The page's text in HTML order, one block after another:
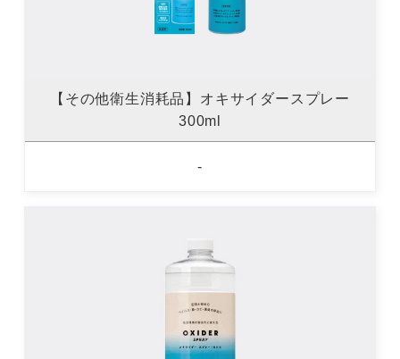
【その他衛生消耗品】オキサイダースプレー
300ml
-